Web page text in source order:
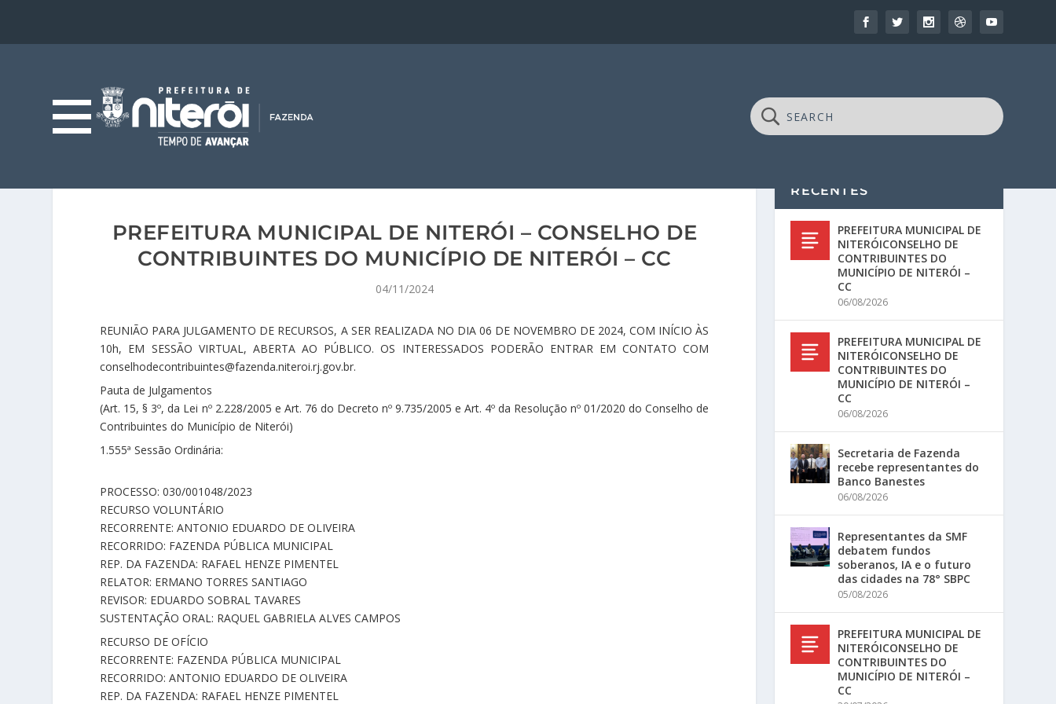
PREFEITURA MUNICIPAL DE NITERÓI – CONSELHO DE
CONTRIBUINTES DO MUNICÍPIO DE NITERÓI – CC
04/11/2024
REUNIÃO PARA JULGAMENTO DE RECURSOS, A SER REALIZADA NO DIA 06 DE NOVEMBRO DE 2024, COM INÍCIO ÀS
10h, EM SESSÃO VIRTUAL, ABERTA AO PÚBLICO. OS INTERESSADOS PODERÃO ENTRAR EM CONTATO COM
conselhodecontribuintes@fazenda.niteroi.rj.gov.br.
Pauta de Julgamentos
(Art. 15, § 3º, da Lei nº 2.228/2005 e Art. 76 do Decreto nº 9.735/2005 e Art. 4º da Resolução nº 01/2020 do Conselho de
Contribuintes do Município de Niterói)
1.555ª Sessão Ordinária:
PROCESSO: 030/001048/2023
RECURSO VOLUNTÁRIO
RECORRENTE: ANTONIO EDUARDO DE OLIVEIRA
RECORRIDO: FAZENDA PÚBLICA MUNICIPAL
REP. DA FAZENDA: RAFAEL HENZE PIMENTEL
RELATOR: ERMANO TORRES SANTIAGO
REVISOR: EDUARDO SOBRAL TAVARES
SUSTENTAÇÃO ORAL: RAQUEL GABRIELA ALVES CAMPOS
RECURSO DE OFÍCIO
RECORRENTE: FAZENDA PÚBLICA MUNICIPAL
RECORRIDO: ANTONIO EDUARDO DE OLIVEIRA
REP. DA FAZENDA: RAFAEL HENZE PIMENTEL
RECENTES
PREFEITURA MUNICIPAL DE
NITERÓICONSELHO DE
CONTRIBUINTES DO
MUNICÍPIO DE NITERÓI –
CC
06/08/2026
PREFEITURA MUNICIPAL DE
NITERÓICONSELHO DE
CONTRIBUINTES DO
MUNICÍPIO DE NITERÓI –
CC
06/08/2026
Secretaria de Fazenda
recebe representantes do
Banco Banestes
06/08/2026
Representantes da SMF
debatem fundos
soberanos, IA e o futuro
das cidades na 78° SBPC
05/08/2026
PREFEITURA MUNICIPAL DE
NITERÓICONSELHO DE
CONTRIBUINTES DO
MUNICÍPIO DE NITERÓI –
CC